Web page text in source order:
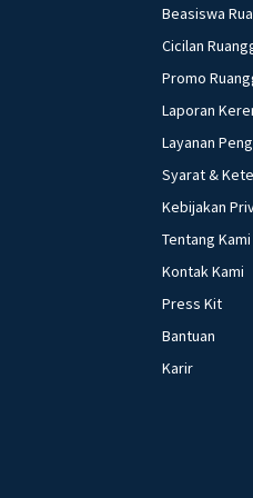
DPRD b.
politik
politika, yaitu
pada tingkat
perangkat desa
mandiri.
Memperhatikan
.... a. presiden b.
Perlindungan
Kebebasan
a. (1), (2), (3),
13.Tiap negara
Beasiswa
Cicilan
Promo
Laporan
Layanan
Syarat &
Kebijakan
Tentang Kami
Kontak Kami
Press Kit
Bantuan
Karir